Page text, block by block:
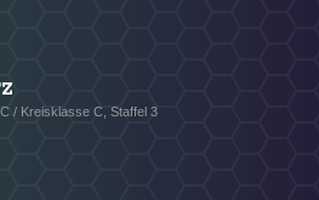
/ Kreisklasse C, Staffel 3